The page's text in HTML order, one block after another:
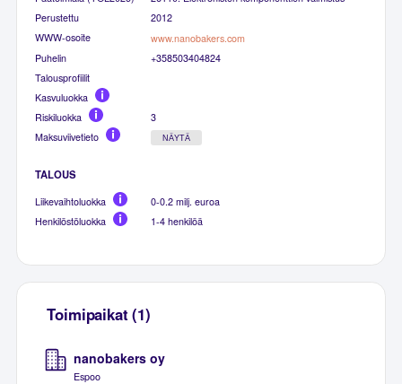
Perustettu
2012
WWW-osoite
www.nanobakers.com
Puhelin
+358503404824
Talousprofiilit
Kasvuluokka
Riskiluokka
3
Maksuviivetieto
NÄYTÄ
TALOUS
Liikevaihtoluokka
0-0.2 milj. euroa
Henkilöstöluokka
1-4 henkilöä
Toimipaikat (1)
nanobakers oy
Espoo